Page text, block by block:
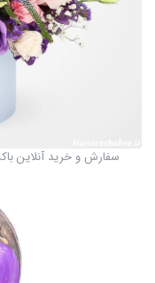
سفارش و خرید آنلاین